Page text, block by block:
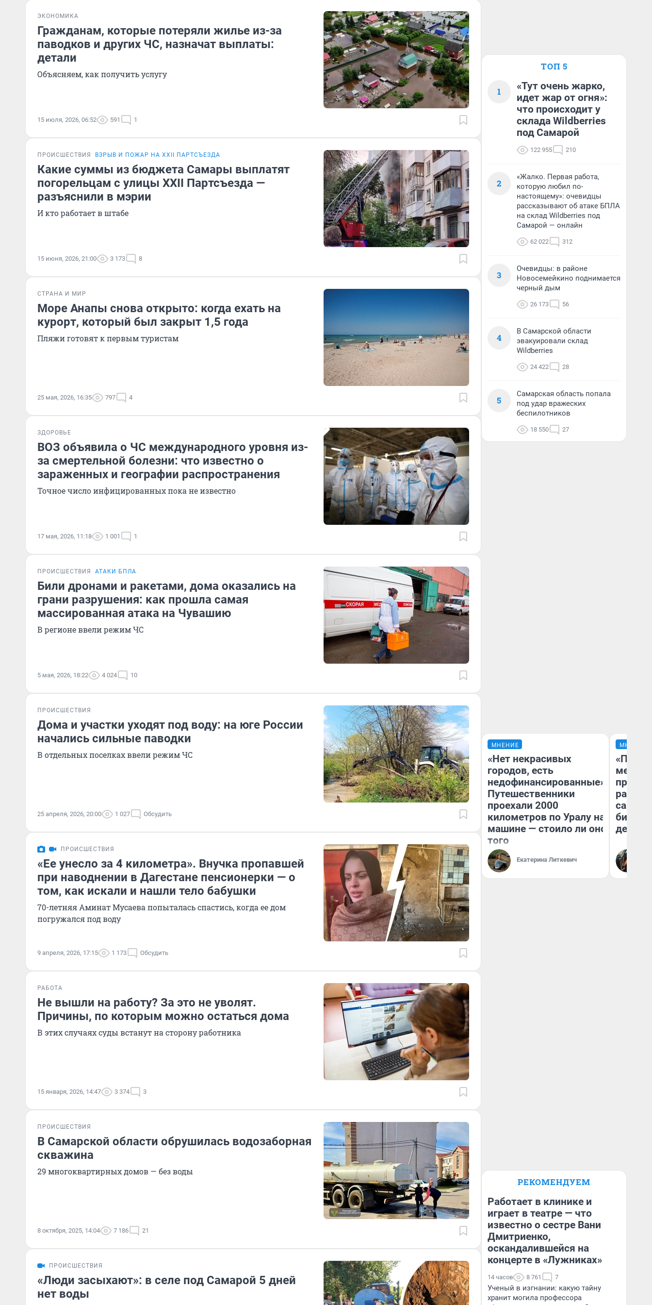
ЭКОНОМИКА
Гражданам, которые потеряли жилье из-за
паводков и других ЧС, назначат выплаты:
детали
Объясняем, как получить услугу
15 июля, 2026, 06:52 591 1
ПРОИСШЕСТВИЯ ВЗРЫВ И ПОЖАР НА XXII ПАРТСЪЕЗДА
Какие суммы из бюджета Самары выплатят
погорельцам с улицы XXII Партсъезда —
разъяснили в мэрии
И кто работает в штабе
15 июня, 2026, 21:00 3 173 8
СТРАНА И МИР
Море Анапы снова открыто: когда ехать на
курорт, который был закрыт 1,5 года
Пляжи готовят к первым туристам
25 мая, 2026, 16:35 797 4
ЗДОРОВЬЕ
ВОЗ объявила о ЧС международного уровня из-
за смертельной болезни: что известно о
зараженных и географии распространения
Точное число инфицированных пока не известно
17 мая, 2026, 11:18 1 001 1
ПРОИСШЕСТВИЯ АТАКИ БПЛА
Били дронами и ракетами, дома оказались на
грани разрушения: как прошла самая
массированная атака на Чувашию
В регионе ввели режим ЧС
5 мая, 2026, 18:22 4 024 10
ПРОИСШЕСТВИЯ
Дома и участки уходят под воду: на юге России
начались сильные паводки
В отдельных поселках ввели режим ЧС
25 апреля, 2026, 20:00 1 027 Обсудить
ПРОИСШЕСТВИЯ
«Ее унесло за 4 километра». Внучка пропавшей
при наводнении в Дагестане пенсионерки — о
том, как искали и нашли тело бабушки
70-летняя Аминат Мусаева попыталась спастись, когда ее дом
погружался под воду
9 апреля, 2026, 17:15 1 173 Обсудить
РАБОТА
Не вышли на работу? За это не уволят.
Причины, по которым можно остаться дома
В этих случаях суды встанут на сторону работника
15 января, 2026, 14:47 3 374 3
ПРОИСШЕСТВИЯ
В Самарской области обрушилась водозаборная
скважина
29 многоквартирных домов — без воды
8 октября, 2025, 14:04 7 186 21
ПРОИСШЕСТВИЯ
«Люди засыхают»: в селе под Самарой 5 дней
нет воды
ТОП 5
1
«Тут очень жарко,
идет жар от огня»:
что происходит у
склада Wildberries
под Самарой
122 955 210
2
«Жалко. Первая работа,
которую любил по-
настоящему»: очевидцы
рассказывают об атаке БПЛА
на склад Wildberries под
Самарой — онлайн
62 022 312
3
Очевидцы: в районе
Новосемейкино поднимается
черный дым
26 173 56
4
В Самарской области
эвакуировали склад
Wildberries
24 422 28
5
Самарская область попала
под удар вражеских
беспилотников
18 550 27
МНЕНИЕ
«Нет некрасивых
городов, есть
недофинансированные».
Путешественники
проехали 2000
километров по Уралу на
машине — стоило ли оно
того
Екатерина Литкевич
МНЕНИЕ
самом
РЕКОМЕНДУЕМ
Работает в клинике и
играет в театре — что
известно о сестре Вани
Дмитриенко,
оскандалившейся на
концерте в «Лужниках»
14 часов 8 761 7
Ученый в изгнании: какую тайну
хранит могила профессора